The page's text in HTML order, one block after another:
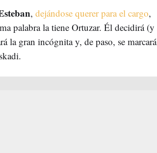
, dejándose querer para el cargo,
palabra la tiene Ortuzar. Él decidirá (y
la gran incógnita y, de paso, se marcará